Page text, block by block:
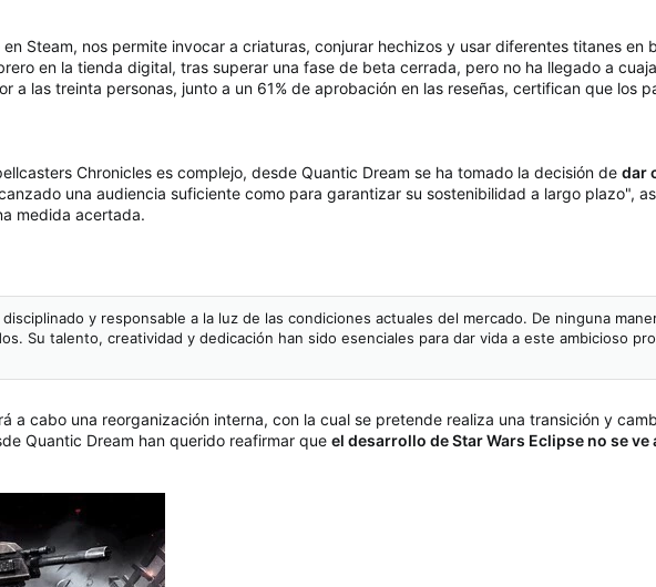
Steam, nos permite invocar a criaturas, conjurar hechizos y usar diferentes titanes en
en la tienda digital, tras superar una fase de beta cerrada, pero no ha llegado a
a las treinta personas, junto a un 61% de aprobación en las reseñas, certifican que los
Chronicles es complejo, desde Quantic Dream se ha tomado la decisión de dar
una audiencia suficiente como para garantizar su sostenibilidad a largo plazo",
medida acertada.
y responsable a la luz de las condiciones actuales del mercado. De ninguna
Su talento, creatividad y dedicación han sido esenciales para dar vida a este ambicioso
a cabo una reorganización interna, con la cual se pretende realiza una transición y
Quantic Dream han querido reafirmar que el desarrollo de Star Wars Eclipse no se ve